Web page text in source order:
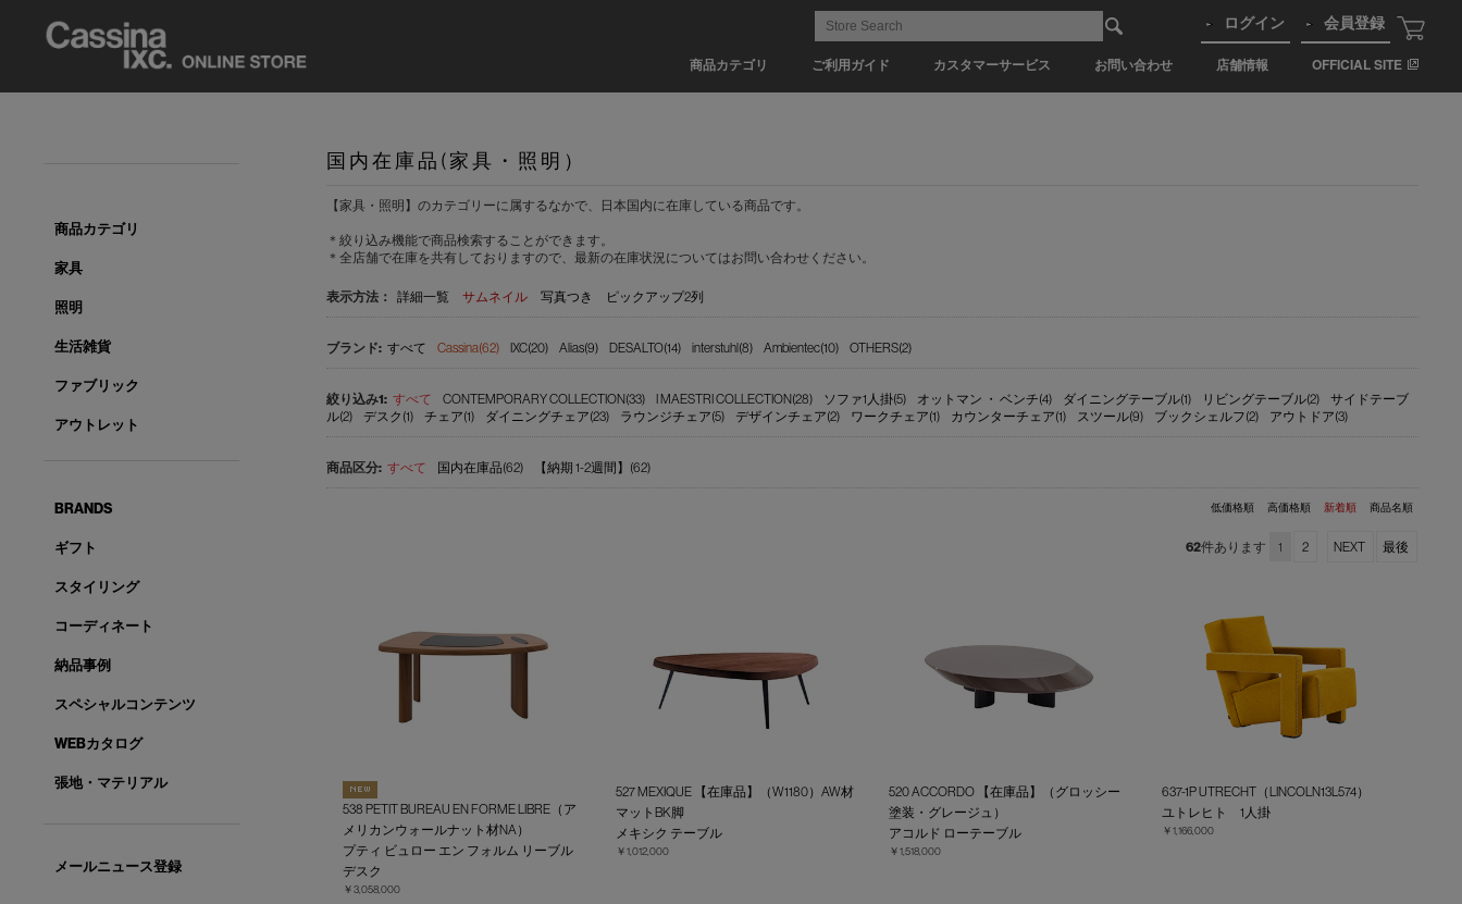
商品カテゴリ ご利用ガイド カスタマーサービス お問い合わせ 店舗情報 OFFICIAL SITE
ログイン 会員登録
国内在庫品(家具・照明）
【家具・照明】のカテゴリーに属するなかで、日本国内に在庫している商品です。
＊絞り込み機能で商品検索することができます。
＊全店舗で在庫を共有しておりますので、最新の在庫状況についてはお問い合わせください。
表示方法： 詳細一覧 サムネイル 写真つき ピックアップ2列
すべて Cassina(62) IXC(20) Alias(9) DESALTO(14) interstuhl(8) Ambientec(10) OTHERS(2)
すべて CONTEMPORARY COLLECTION(33) I MAESTRI COLLECTION(28) ソファ1人掛(5) オットマン ・ ベンチ(4) ダイニングテーブル(1) リビングテーブル(2)
サイドテーブ
ル(2)
デスク(1) チェア(1) ダイニングチェア(23) ラウンジチェア(5) デザインチェア(2) ワークチェア(1) カウンターチェア(1) スツール(9) ブックシェルフ(2) アウトドア(3)
すべて 国内在庫品(62) 【納期 1-2週間】(62)
低価格順 高価格順 新着順 商品名順
62件あります 1 2 NEXT 最後
538 PETIT BUREAU EN FORME LIBRE（ア
メリカンウォールナット材NA）
プティ ビュロー エン フォルム リーブル
デスク
￥3,058,000
527 MEXIQUE 【在庫品】（W1180）AW材
マットBK脚
メキシク テーブル
￥1,012,000
520 ACCORDO 【在庫品】（グロッシー
塗装・グレージュ）
アコルド ローテーブル
￥1,518,000
637-1P UTRECHT（LINCOLN13L574）
ユトレヒト 1人掛
￥1,166,000
商品カテゴリ
家具
照明
生活雑貨
ファブリック
アウトレット
BRANDS
ギフト
スタイリング
コーディネート
納品事例
スペシャルコンテンツ
WEBカタログ
張地・マテリアル
メールニュース登録